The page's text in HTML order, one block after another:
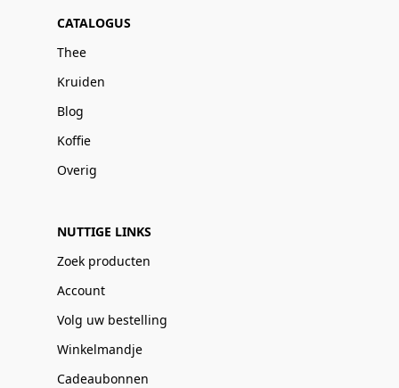
CATALOGUS
Thee
Kruiden
Blog
Koffie
Overig
NUTTIGE LINKS
Zoek producten
Account
Volg uw bestelling
Winkelmandje
Cadeaubonnen